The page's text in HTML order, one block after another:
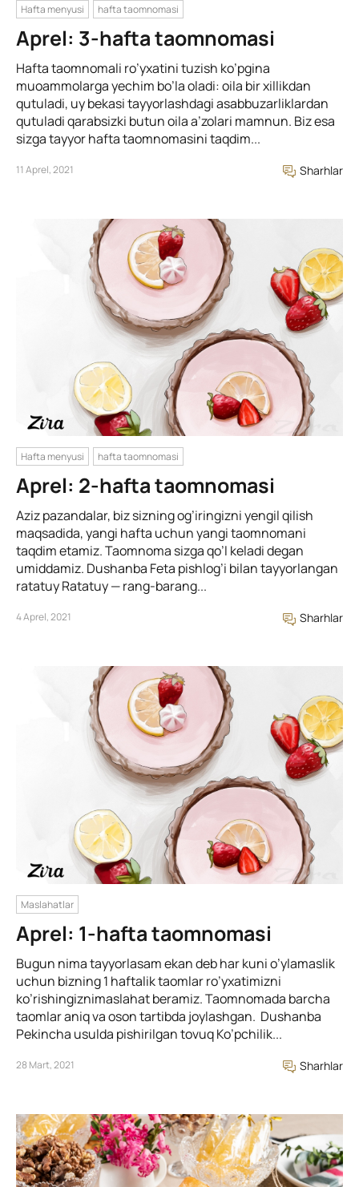
Hafta menyusi hafta taomnomasi
Aprel: 3-hafta taomnomasi
Hafta taomnomali ro’yxatini tuzish ko’pgina
muoammolarga yechim bo’la oladi: oila bir xillikdan
qutuladi, uy bekasi tayyorlashdagi asabbuzarliklardan
qutuladi qarabsizki butun oila a’zolari mamnun. Biz esa
sizga tayyor hafta taomnomasini taqdim...
11 Aprel, 2021 Sharhlar
Hafta menyusi hafta taomnomasi
Aprel: 2-hafta taomnomasi
Aziz pazandalar, biz sizning og’iringizni yengil qilish
maqsadida, yangi hafta uchun yangi taomnomani
taqdim etamiz. Taomnoma sizga qo’l keladi degan
umiddamiz. Dushanba Feta pishlog’i bilan tayyorlangan
ratatuy Ratatuy — rang-barang...
4 Aprel, 2021 Sharhlar
Maslahatlar
Aprel: 1-hafta taomnomasi
Bugun nima tayyorlasam ekan deb har kuni o’ylamaslik
uchun bizning 1 haftalik taomlar ro’yxatimizni
ko’rishingiznimaslahat beramiz. Taomnomada barcha
taomlar aniq va oson tartibda joylashgan. Dushanba
Pekincha usulda pishirilgan tovuq Ko’pchilik...
28 Mart, 2021 Sharhlar